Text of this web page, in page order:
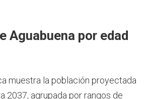
Aguabuena por edad
muestra la población proyectada
2037, agrupada por rangos de